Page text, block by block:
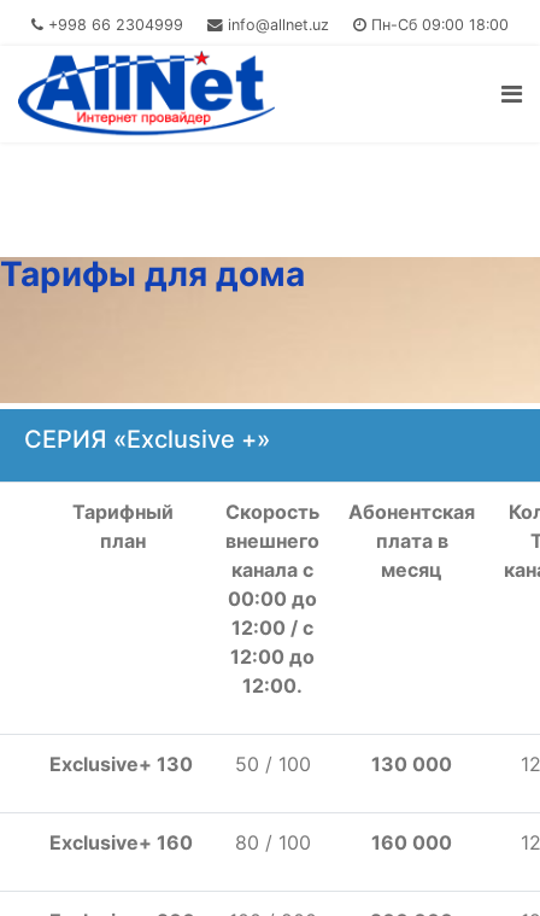
+998 66 2304999 info@allnet.uz Пн-Сб 09:00 18:00
Тарифы для дома
СЕРИЯ «Exclusive +»
Тарифный
план
Скорость
внешнего
канала с
00:00 до
12:00 / с
12:00 до
12:00.
Абонентская
платав
месяц
Exclusive+ 130 50 / 100 130 000
Exclusive+ 160 80 / 100 160 000